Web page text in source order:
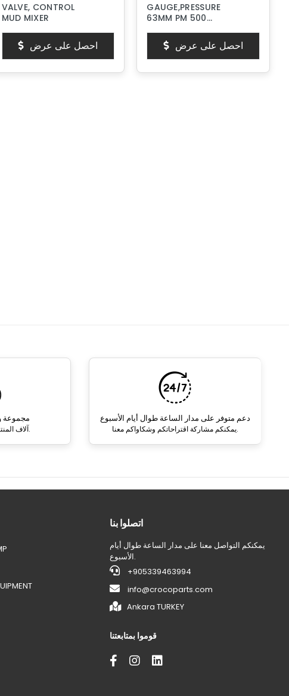
VALVE, CONTROL
MUD MIXER
احصل على عرض
GAUGE,PRESSURE
63MM PM 500
احصل على عرض
مجموعة
آلاف المنتجات وخيارات الترويج.
دعم متوفر على مدار الساعة طوال أيام الأسبوع
يمكنكم مشاركة اقتراحاتكم وشكاواكم معنا.
اتصلوا بنا
يمكنكم التواصل معنا على مدار الساعة طوال أيام
الأسبوع.
+905339463994
info@crocoparts.com
Ankara TURKEY
قوموا بمتابعتنا